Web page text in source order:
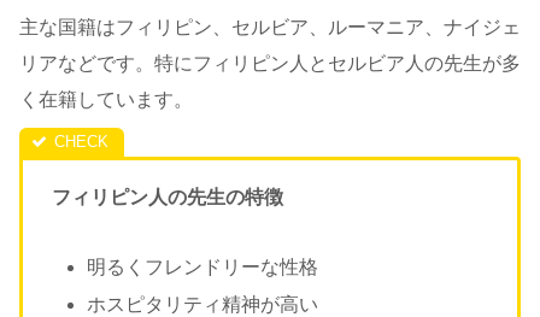
主な国籍はフィリピン、セルビア、ルーマニア、ナイジェ
リアなどです。特にフィリピン人とセルビア人の先生が多
く在籍しています。
フィリピン人の先生の特徴
明るくフレンドリーな性格
ホスピタリティ精神が高い